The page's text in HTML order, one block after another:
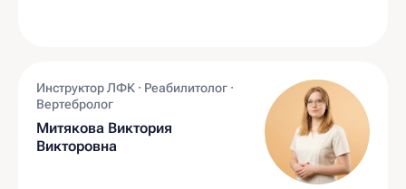
Инструктор ЛФК · Реабилитолог ·
Вертебролог
Митякова Виктория
Викторовна